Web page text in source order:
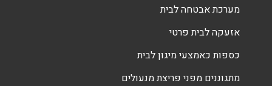
מערכת אבטחה לבית
אזעקה לבית פרטי
כספות כאמצעי מיגון לבית
מתגוננים מפני פריצת מנעולים